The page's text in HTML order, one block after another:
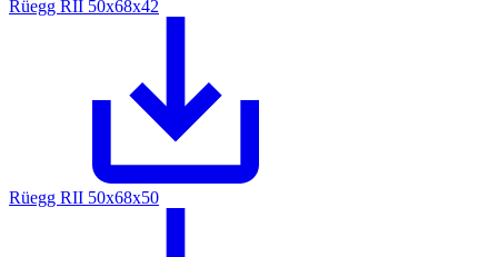
Rüegg RII 50x68x42
Rüegg RII 50x68x50